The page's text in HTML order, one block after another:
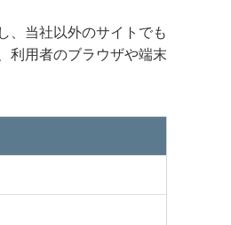
、当社以外のサイトでも
利用者のブラウザや端末